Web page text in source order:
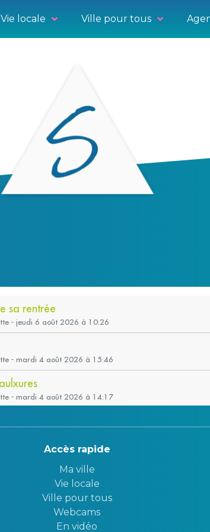
Vie locale Ville pour tous
Accès rapide
Ma ville
Vie locale
Ville pour tous
Webcams
En vidéo